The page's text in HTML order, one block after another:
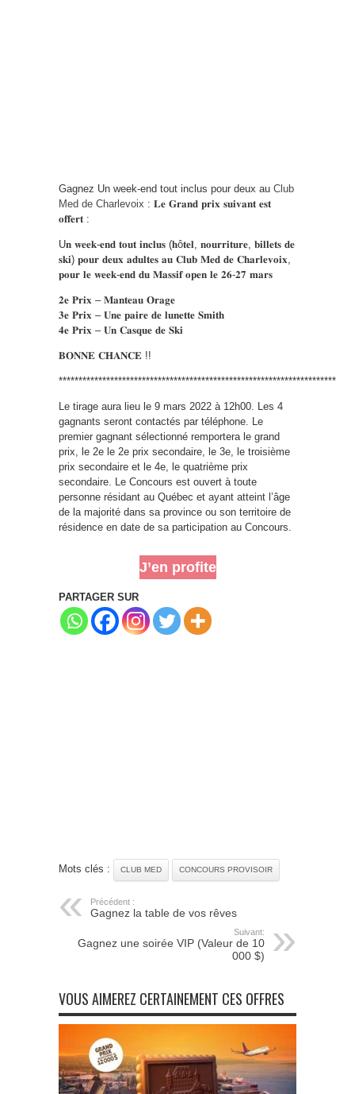
Gagnez Un week-end tout inclus pour deux au Club
Med de Charlevoix : 𝐋𝐞 𝐆𝐫𝐚𝐧𝐝 𝐩𝐫𝐢𝐱 𝐬𝐮𝐢𝐯𝐚𝐧𝐭 𝐞𝐬𝐭
𝐨𝐟𝐟𝐞𝐫𝐭 :
U𝐧 𝐰𝐞𝐞𝐤-𝐞𝐧𝐝 𝐭𝐨𝐮𝐭 𝐢𝐧𝐜𝐥𝐮𝐬 (𝐡ô𝐭𝐞𝐥, 𝐧𝐨𝐮𝐫𝐫𝐢𝐭𝐮𝐫𝐞, 𝐛𝐢𝐥𝐥𝐞𝐭𝐬 𝐝𝐞
𝐬𝐤𝐢) 𝐩𝐨𝐮𝐫 𝐝𝐞𝐮𝐱 𝐚𝐝𝐮𝐥𝐭𝐞𝐬 𝐚𝐮 𝐂𝐥𝐮𝐛 𝐌𝐞𝐝 𝐝𝐞 𝐂𝐡𝐚𝐫𝐥𝐞𝐯𝐨𝐢𝐱,
𝐩𝐨𝐮𝐫 𝐥𝐞 𝐰𝐞𝐞𝐤-𝐞𝐧𝐝 𝐝𝐮 𝐌𝐚𝐬𝐬𝐢𝐟 𝐨𝐩𝐞𝐧 𝐥𝐞 𝟐𝟔-𝟐𝟕 𝐦𝐚𝐫𝐬
𝟐𝐞 𝐏𝐫𝐢𝐱 – 𝐌𝐚𝐧𝐭𝐞𝐚𝐮 𝐎𝐫𝐚𝐠𝐞
𝟑𝐞 𝐏𝐫𝐢𝐱 – 𝐔𝐧𝐞 𝐩𝐚𝐢𝐫𝐞 𝐝𝐞 𝐥𝐮𝐧𝐞𝐭𝐭𝐞 𝐒𝐦𝐢𝐭𝐡
𝟒𝐞 𝐏𝐫𝐢𝐱 – 𝐔𝐧 𝐂𝐚𝐬𝐪𝐮𝐞 𝐝𝐞 𝐒𝐤𝐢
𝐁𝐎𝐍𝐍𝐄 𝐂𝐇𝐀𝐍𝐂𝐄 !!
**********************************************************************
Le tirage aura lieu le 9 mars 2022 à 12h00. Les 4
gagnants seront contactés par téléphone. Le
premier gagnant sélectionné remportera le grand
prix, le 2e le 2e prix secondaire, le 3e, le troisième
prix secondaire et le 4e, le quatrième prix
secondaire. Le Concours est ouvert à toute
personne résidant au Québec et ayant atteint l’âge
de la majorité dans sa province ou son territoire de
résidence en date de sa participation au Concours.
J’en profite
PARTAGER SUR
Mots clés : CLUB MED CONCOURS PROVISOIR
Précédent :
Gagnez la table de vos rêves
Suivant:
Gagnez une soirée VIP (Valeur de 10
000 $)
VOUS AIMEREZ CERTAINEMENT CES OFFRES